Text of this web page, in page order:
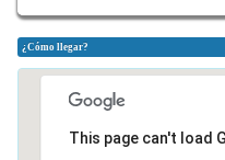
¿Cómo llegar?
This page can't load